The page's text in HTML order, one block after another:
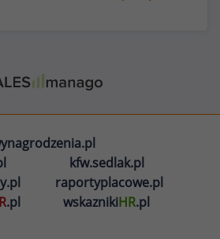
kfw.sedlak.pl
raportyplacowe.pl
.pl wskaznikiHR.pl